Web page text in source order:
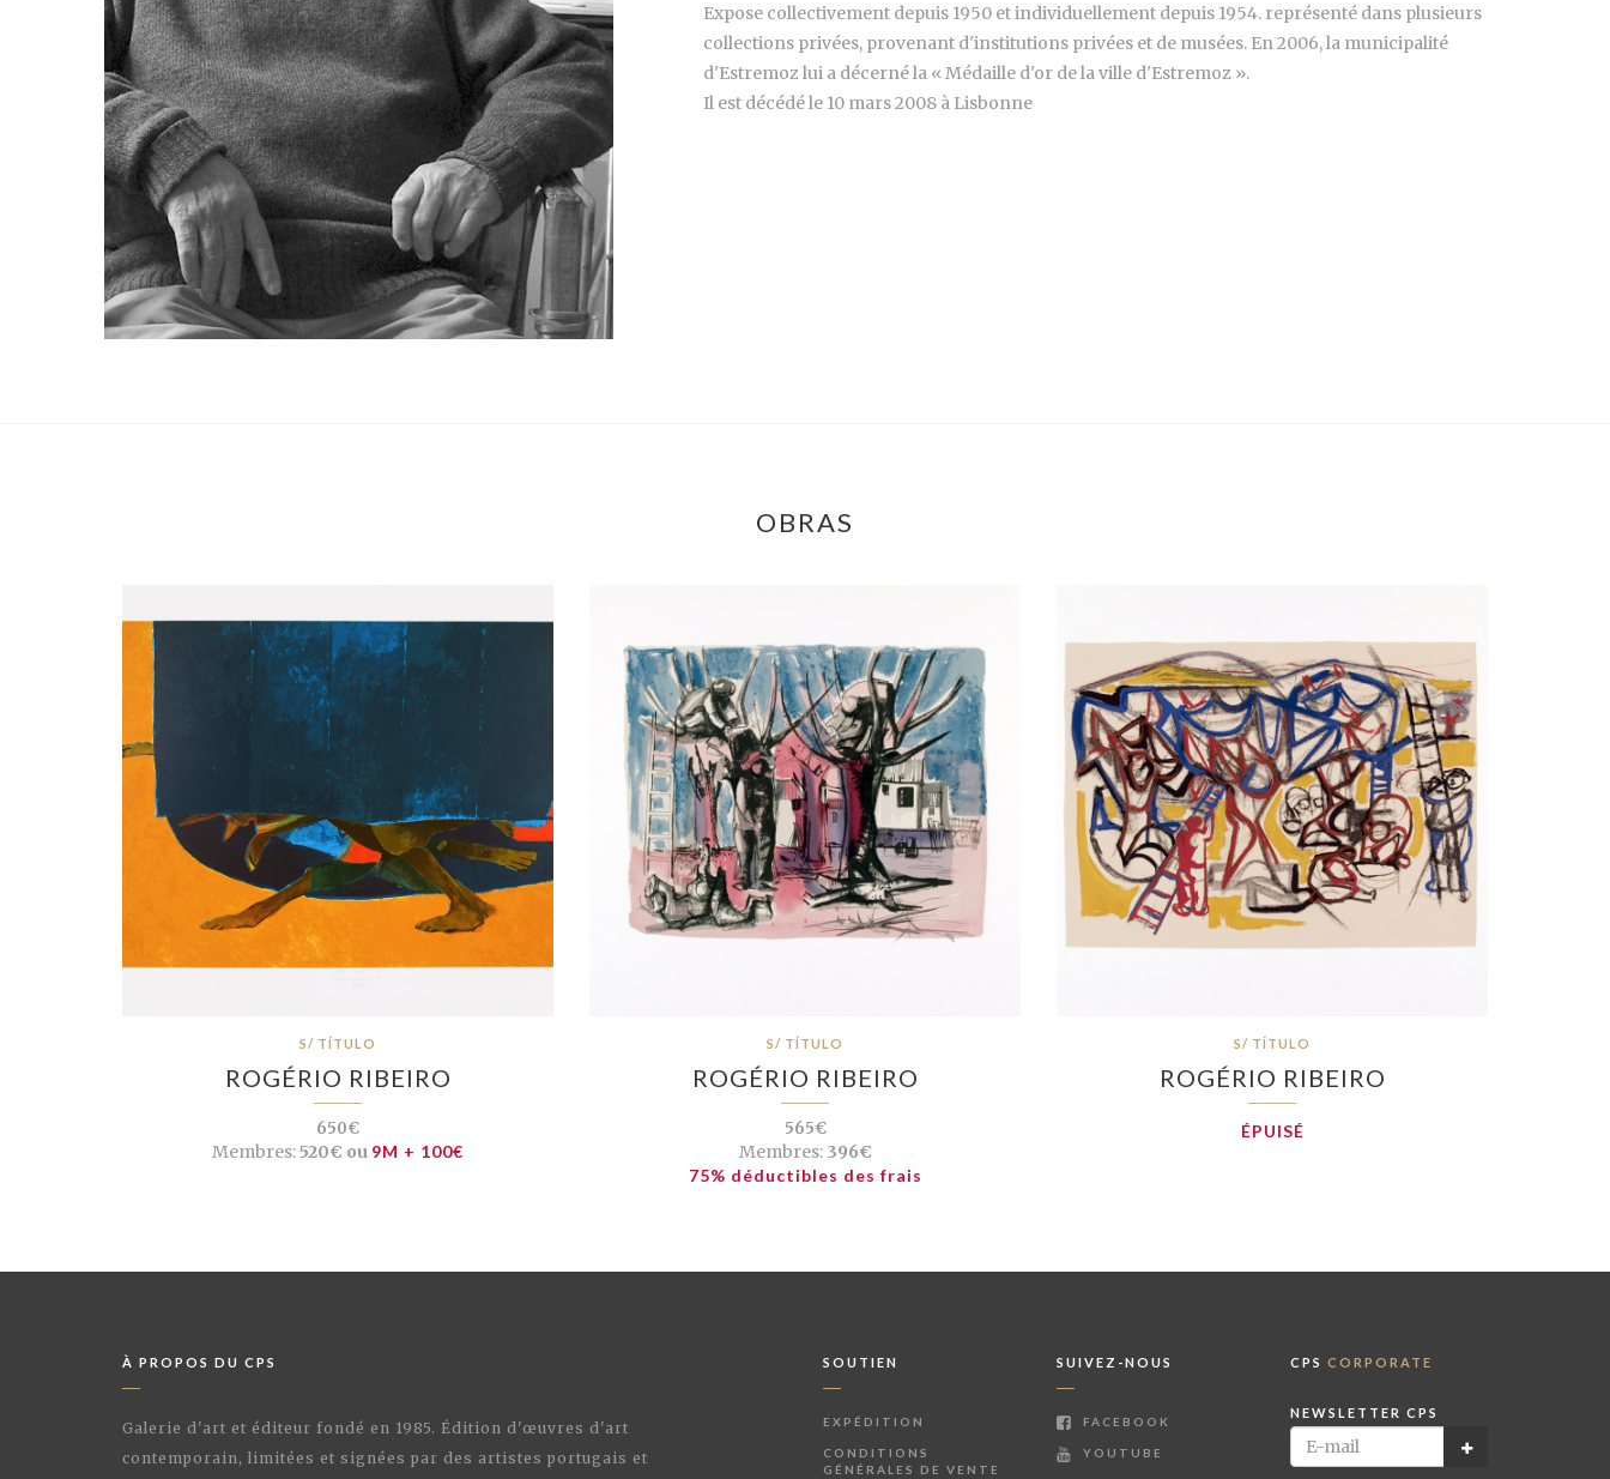
Expose collectivement depuis 1950 et individuellement depuis 1954. représenté dans plusieurs
collections privées, provenant d'institutions privées et de musées. En 2006, la municipalité
d'Estremoz lui a décerné la « Médaille d'or de la ville d'Estremoz ».
Il est décédé le 10 mars 2008 à Lisbonne
OBRAS
S/ TÍTULO
ROGÉRIO RIBEIRO
650€
Membres:520€ ou 9M + 100€
S/ TÍTULO
ROGÉRIO RIBEIRO
565€
Membres:396€
75% déductibles des frais
S/ TÍTULO
ROGÉRIO RIBEIRO
ÉPUISÉ
À PROPOS DU CPS
Galerie d'art et éditeur fondé en 1985. Édition d'œuvres d'art
contemporain, limitées et signées par des artistes portugais et
SOUTIEN
EXPÉDITION
CONDITIONS
GÉNÉRALES DE VENTE
SUIVEZ-NOUS
FACEBOOK
YOUTUBE
CPS CORPORATE
NEWSLETTER CPS